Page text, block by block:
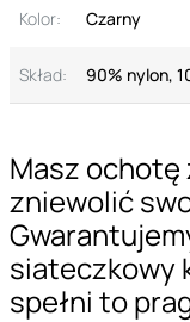
Masz ochotę
zniewolić
siateczkowy
spełni to
Kolor: Czarny
Skład: 90% nylon,